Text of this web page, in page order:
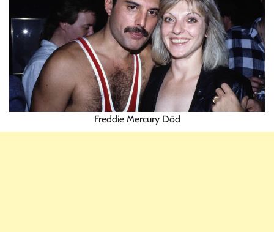
Freddie Mercury Död